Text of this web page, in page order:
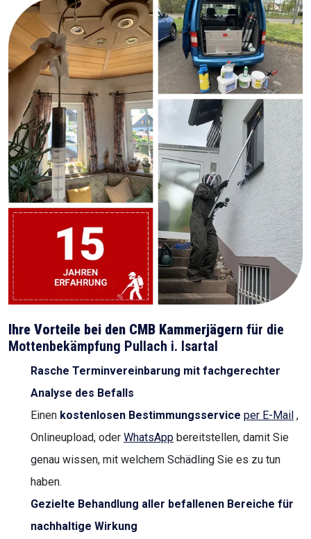
Ihre Vorteile bei den CMB Kammerjägern für die
Mottenbekämpfung Pullach i. Isartal
Rasche Terminvereinbarung mit fachgerechter
Analyse des Befalls
Einen kostenlosen Bestimmungsservice per E-Mail ,
Onlineupload, oder WhatsApp bereitstellen, damit Sie
genau wissen, mit welchem Schädling Sie es zu tun
haben.
Gezielte Behandlung aller befallenen Bereiche für
nachhaltige Wirkung